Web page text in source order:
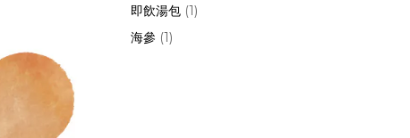
即飲湯包 (1)
海參 (1)